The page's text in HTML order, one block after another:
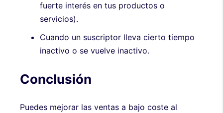
fuerte interés en tus productos o
servicios).
Cuando un suscriptor lleva cierto tiempo
inactivo o se vuelve inactivo.
Conclusión
Puedes mejorar las ventas a bajo coste al